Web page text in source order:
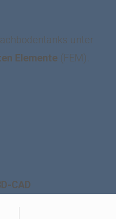
unter
Elemente (FEM).
CAD